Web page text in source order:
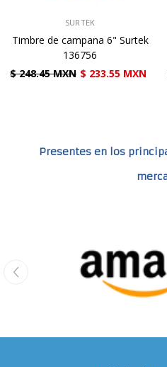
SURTEK
Timbre de campana 6" Surtek
136756
$ 248.45 MXN $ 233.55 MXN
Presentes en los